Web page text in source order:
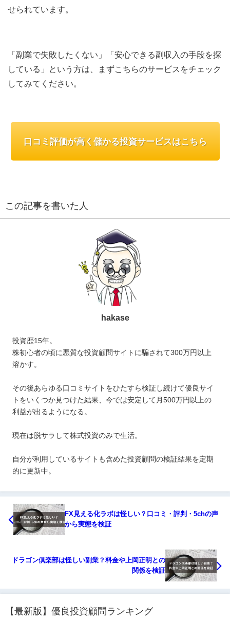
せられています。
「副業で失敗したくない」「安心できる副収入の手段を探
している」という方は、まずこちらのサービスをチェック
してみてください。
口コミ評価が高く儲かる投資サービスはこちら
この記事を書いた人
hakase
投資歴15年。
株初心者の頃に悪質な投資顧問サイトに騙されて300万円以上
溶かす。
その後あらゆる口コミサイトをひたすら検証し続けて優良サイ
トをいくつか見つけた結果、今では安定して月500万円以上の
利益が出るようになる。
現在は脱サラして株式投資のみで生活。
自分が利用しているサイトも含めた投資顧問の検証結果を定期
的に更新中。
FX見える化ラボは怪しい？口コミ・評判・5chの声
から実態を検証
ドラゴン倶楽部は怪しい副業？料金や上岡正明との
関係を検証
【最新版】優良投資顧問ランキング